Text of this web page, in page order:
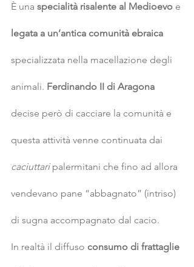
È una specialità risalente al Medioevo e
legata a un’antica comunità ebraica
specializzata nella macellazione degli
animali. Ferdinando II di Aragona
decise però di cacciare la comunità e
questa attività venne continuata dai
caciuttari palermitani che fino ad allora
vendevano pane “abbagnato” (intriso)
di sugna accompagnato dal cacio.
In realtà il diffuso consumo di frattaglie